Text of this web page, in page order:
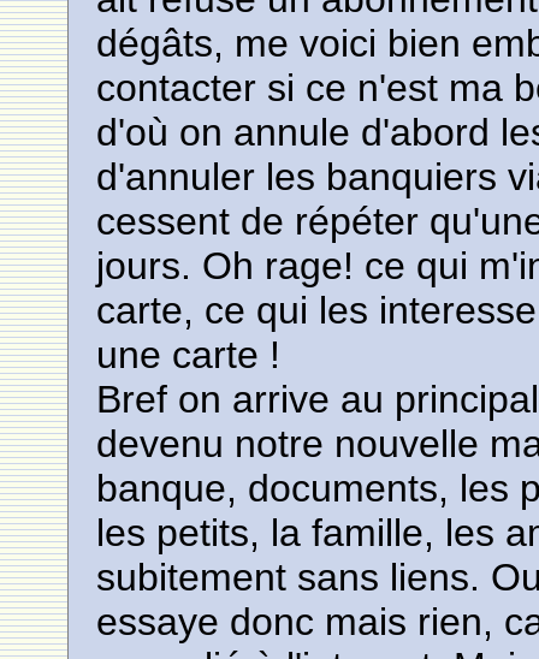
dégâts, me voici bien
contacter si ce n'est ma
d'où on annule d'abord
d'annuler les banquiers
cessent de répéter
jours. Oh rage! ce qui
carte, ce qui les
une carte !
Bref on arrive au
devenu notre nouvelle
banque, documents, les
les petits, la famille, les
subitement sans liens.
essaye donc mais rien,